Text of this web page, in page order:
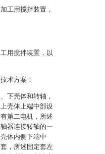
工用搅拌装置，
用搅拌装置，以
术方案：
下壳体和转轴，
壳体上端中部设
第二电机，所述
器连接转轴的一
体内侧下端中
，所述固定套左